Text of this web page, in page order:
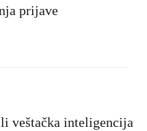
prijave
veštačka inteligencija